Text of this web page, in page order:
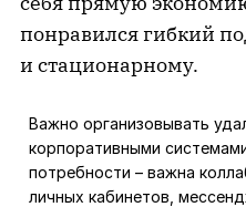
понравился гибкий
и стационарному.
Важно организовывать
корпоративными
потребности – важна
личных кабинетов,